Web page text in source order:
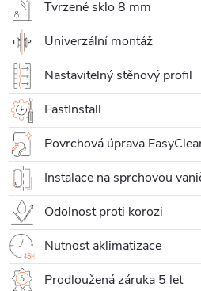
Tvrzené sklo 8 mm
Univerzální montáž
Nastavitelný stěnový profil
FastInstall
Povrchová úprava
Instalace na sprchovou
Odolnost proti korozi
Nutnost aklimatizace
Prodloužená záruka 5 let